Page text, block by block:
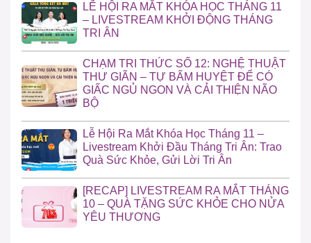
LỄ HỘI RA MẮT KHÓA HỌC THÁNG 11
– LIVESTREAM KHỞI ĐỘNG THÁNG
TRI ÂN
CHẠM TRI THỨC SỐ 12: NGHỆ THUẬT
THƯ GIÃN – TỰ BẤM HUYỆT ĐỂ CÓ
GIẤC NGỦ NGON VÀ CẢI THIỆN NÃO
BỘ
Lễ Hội Ra Mắt Khóa Học Tháng 11 –
Livestream Khởi Đầu Tháng Tri Ân: Trao
Quà Sức Khỏe, Gửi Lời Tri Ân
[RECAP] LIVESTREAM RA MẮT THÁNG
10 – QUÀ TẶNG SỨC KHỎE CHO NỬA
YÊU THƯƠNG